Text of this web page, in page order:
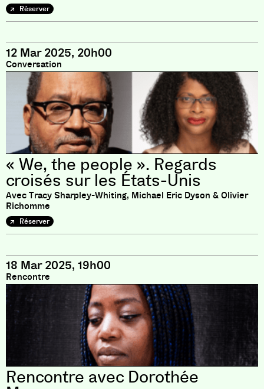
Réserver
12 Mar 2025, 20h00
Conversation
« We, the people ». Regards
croisés sur les États-Unis
Avec Tracy Sharpley-Whiting, Michael Eric Dyson & Olivier
Richomme
Réserver
18 Mar 2025, 19h00
Rencontre
Rencontre avec Dorothée